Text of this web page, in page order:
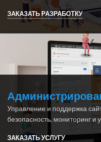
ЗАКАЗАТЬ РАЗРАБОТКУ
Управление и поддержка
безопасность, мониторинг и
ЗАКАЗАТЬ УСЛУГУ